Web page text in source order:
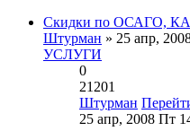
Скидки по ОСАГО,
Штурман » 25 апр,
УСЛУГИ
0
21201
Штурман
25 апр, 2008 Пт